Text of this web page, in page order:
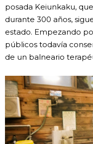
posada Keiunkaku,
durante 300 años,
estado. Empezando
públicos todavía
de un balneario